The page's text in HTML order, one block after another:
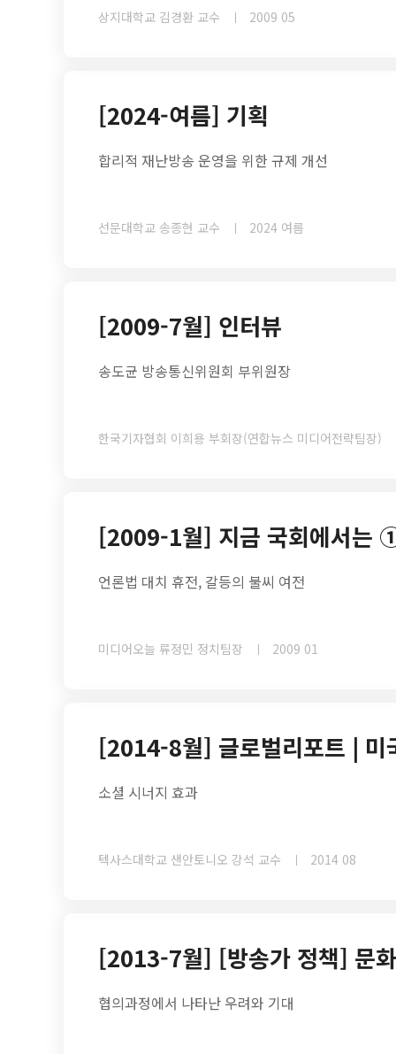
상지대학교 김경환 교수 2009 05
[2024-여름] 기획
합리적 재난방송 운영을 위한 규제 개선
선문대학교 송종현 교수 2024 여름
[2009-7월] 인터뷰
송도균 방송통신위원회 부위원장
한국기자협회 이희용 부회장(연합뉴스 미디어전략팀장)
[2009-1월] 지금 국회에서는
언론법 대치 휴전, 갈등의 불씨 여전
미디어오늘 류정민 정치팀장 2009 01
[2014-8월] 글로벌리포트 | 미
소셜 시너지 효과
텍사스대학교 샌안토니오 강석 교수 2014 08
[2013-7월] [방송가 정책] 문
협의과정에서 나타난 우려와 기대